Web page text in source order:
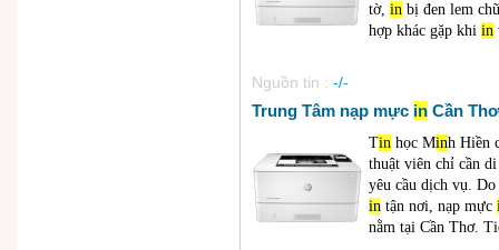
tờ, in bị đen lem
hợp khác gặp khi in
Nguồn tin : -/-
Trung Tâm nạp mực in Cần Thơ
Tin học Minh Hiền
thuật viên chỉ cần
yêu cầu dịch vụ.
in tận nơi, nạp mực
nằm tại Cần Thơ.